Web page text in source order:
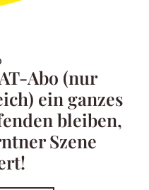
Abo (nur
ein ganzes
bleiben,
Szene